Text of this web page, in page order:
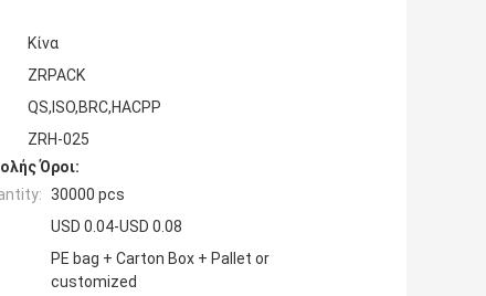
Κίνα
ZRPACK
QS,ISO,BRC,HACPP
ZRH-025
Όροι:
30000 pcs
USD 0.04-USD 0.08
PE bag + Carton Box + Pallet or
customized